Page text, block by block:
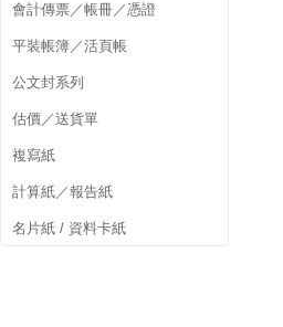
會計傳票／帳冊／憑證
平裝帳簿／活頁帳
公文封系列
估價／送貨單
複寫紙
計算紙／報告紙
名片紙 / 資料卡紙